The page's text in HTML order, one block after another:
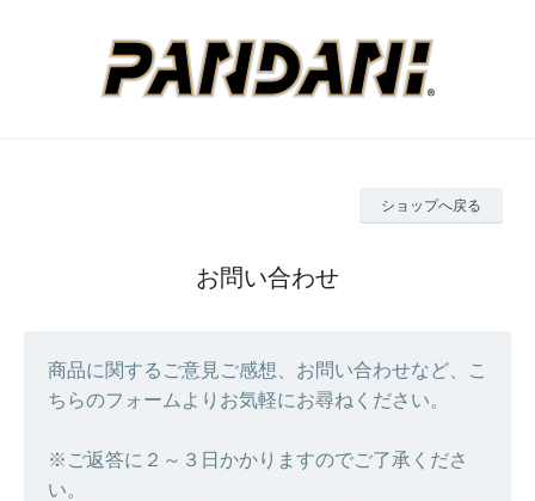
ショップへ戻る
お問い合わせ
商品に関するご意見ご感想、お問い合わせなど、こ
ちらのフォームよりお気軽にお尋ねください。
※ご返答に２～３日かかりますのでご了承くださ
い。